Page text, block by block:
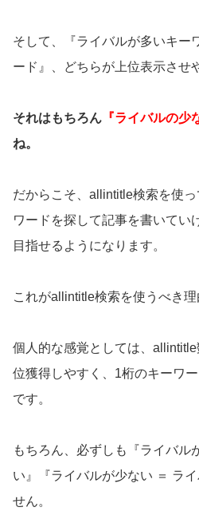
そして、『ライバルが多いキー
ード』、どちらが上位表示させ
それはもちろん 『ライバルの少
ね。
だからこそ、allintitle検索を使
ワードを探して記事を書いてい
目指せるようになります。
これがallintitle検索を使うべき理
個人的な感覚としては、
位獲得しやすく、1桁のキーワ
です。
もちろん、必ずしも『ライバル
い』『ライバルが少ない ＝ ラ
せん。